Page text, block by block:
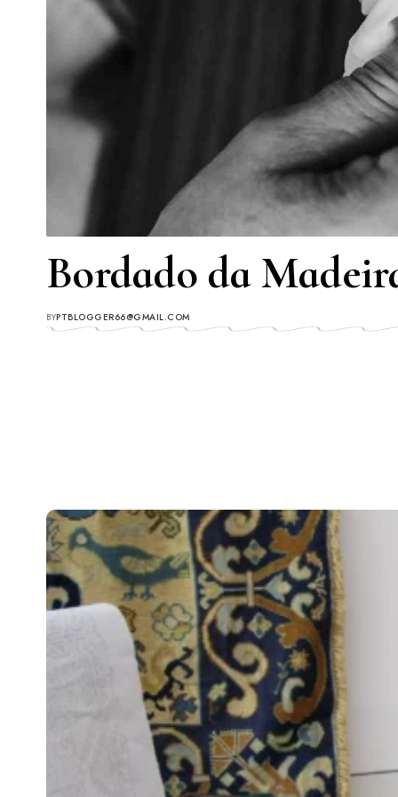
Bordado da
BYPTBLOGGER66@GMAIL.COM